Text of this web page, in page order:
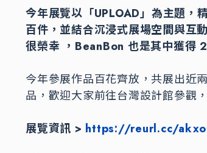
今年展覽以「UPLOAD」為主題，
百件，並結合沉浸式展場空間與互
很榮幸 ，BeanBon 也是其中獲
今年參展作品百花齊放，共展出近
品，歡迎大家前往台灣設計館參觀
展覽資訊 > https://reurl.cc/